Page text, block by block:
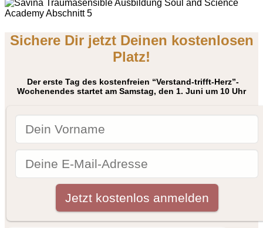
Sichere Dir jetzt Deinen kostenlosen
Platz!
Der erste Tag des kostenfreien “Verstand-trifft-Herz”-
Wochenendes startet am Samstag, den 1. Juni um 10 Uhr